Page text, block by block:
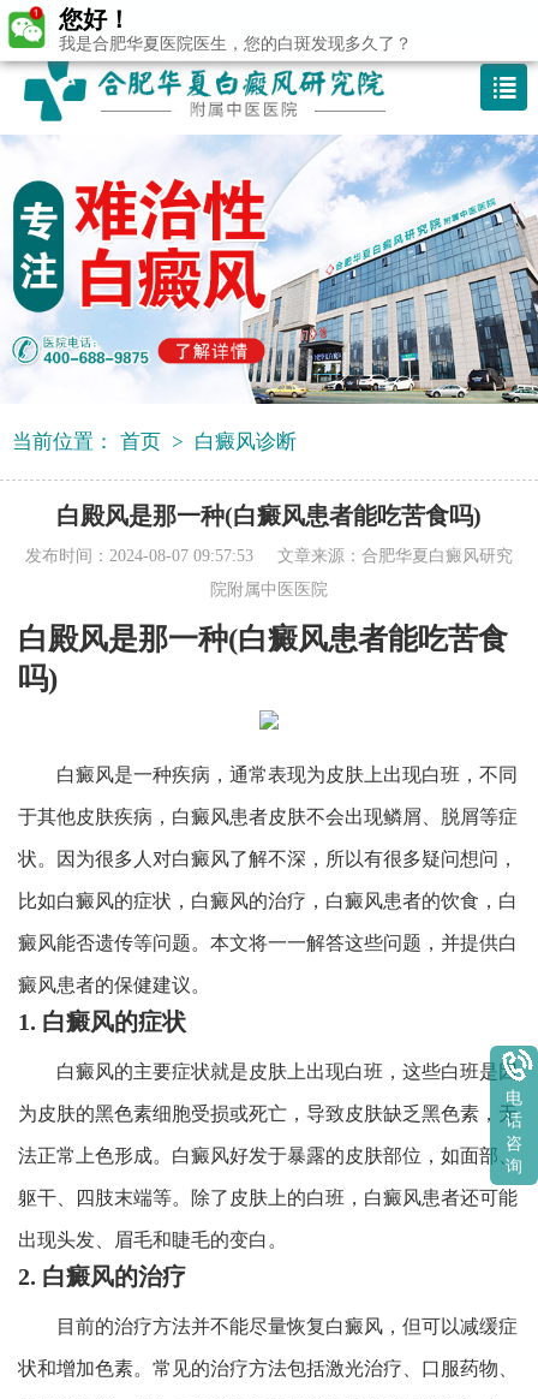
当前位置： 首页 > 白癜风诊断
白殿风是那一种(白癜风患者能吃苦食吗)
发布时间：2024-08-07 09:57:53 文章来源： 合肥华夏白癜风研究
院附属中医医院
白殿风是那一种(白癜风患者能吃苦食
吗)
白癜风是一种疾病，通常表现为皮肤上出现白班，不同
于其他皮肤疾病，白癜风患者皮肤不会出现鳞屑、脱屑等症
状。因为很多人对白癜风了解不深，所以有很多疑问想问，
比如白癜风的症状，白癜风的治疗，白癜风患者的饮食，白
癜风能否遗传等问题。本文将一一解答这些问题，并提供白
癜风患者的保健建议。
1. 白癜风的症状
白癜风的主要症状就是皮肤上出现白班，这些白班是因
为皮肤的黑色素细胞受损或死亡，导致皮肤缺乏黑色素，无
法正常上色形成。白癜风好发于暴露的皮肤部位，如面部、
躯干、四肢末端等。除了皮肤上的白班，白癜风患者还可能
出现头发、眉毛和睫毛的变白。
2. 白癜风的治疗
目前的治疗方法并不能尽量恢复白癜风，但可以减缓症
状和增加色素。常见的治疗方法包括激光治疗、口服药物、
电
话
咨
询
您好！
我是合肥华夏医院医生，您的白斑发现多久了？